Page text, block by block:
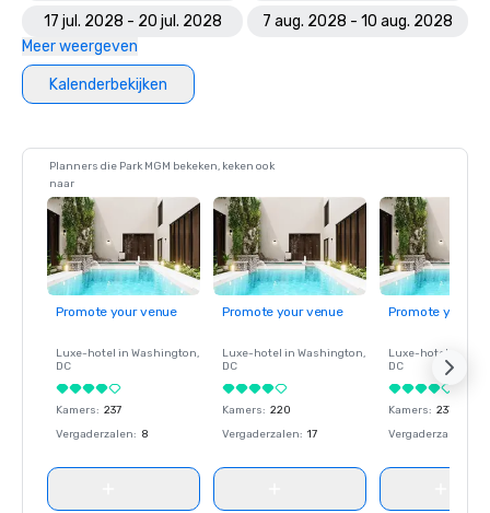
17 jul. 2028 - 20 jul. 2028
7 aug. 2028 - 10 aug. 2028
Meer weergeven
Kalenderbekijken
Planners die Park MGM bekeken, keken ook
naar
Promote your venue
Luxe-hotel in Washington,
DC
Kamers: 237
Vergaderzalen: 8
Promote your venue
Luxe-hotel in Washington,
DC
Kamers: 220
Vergaderzalen: 17
Promote your
Luxe-hotel in
DC
Kamers: 237
Vergaderzalen